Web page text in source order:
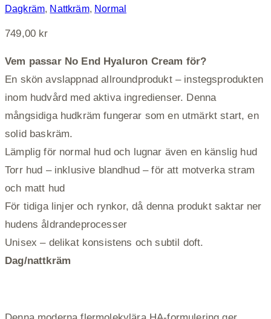
Dagkräm, Nattkräm, Normal
749,00 kr
Vem passar No End Hyaluron Cream för?
En skön avslappnad allroundprodukt – instegsprodukten
inom hudvård med aktiva ingredienser. Denna
mångsidiga hudkräm fungerar som en utmärkt start, en
solid baskräm.
Lämplig för normal hud och lugnar även en känslig hud
Torr hud – inklusive blandhud – för att motverka stram
och matt hud
För tidiga linjer och rynkor, då denna produkt saktar ner
hudens åldrandeprocesser
Unisex – delikat konsistens och subtil doft.
Dag/nattkräm